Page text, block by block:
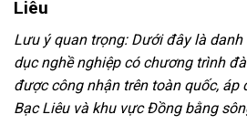
Liêu
Lưu ý quan trọng: Dưới đây là
dục nghề nghiệp có chương trình
được công nhận trên toàn quốc, áp
Bạc Liêu và khu vực Đồng bằng